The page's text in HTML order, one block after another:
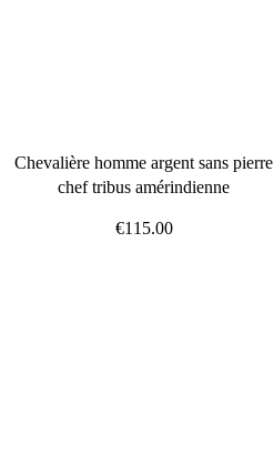
Chevalière homme argent sans pierre
chef tribus amérindienne
€115.00